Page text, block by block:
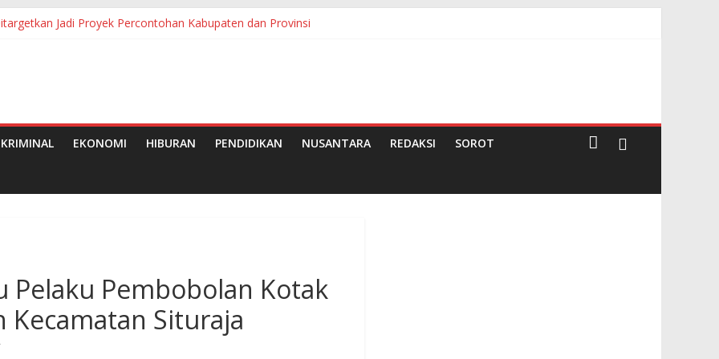
Jadi Proyek Percontohan Kabupaten dan Provinsi
Pemkab Simalungun Berhasil Evakuasi 6 Warga
Wajib Belajar 13 Tahun: Bunda PAUD Simalungun Resmikan 2 TK Negeri Pembina
Dua Wajah Kelam Menghantui SMKN Pakkat
EKONOMI HIBURAN PENDIDIKAN NUSANTARA REDAKSI SOROT
Pelaku Pembobolan Kotak
Kecamatan Situraja